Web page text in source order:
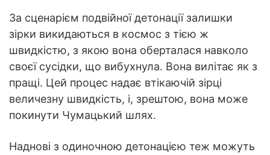
За сценарієм подвійної детонації залишки
зірки викидаються в космос з тією ж
швидкістю, з якою вона оберталася навколо
своєї сусідки, що вибухнула. Вона вилітає як з
пращі. Цей процес надає втікаючій зірці
величезну швидкість, і, зрештою, вона може
покинути Чумацький шлях.
Наднові з одиночною детонацією теж можуть